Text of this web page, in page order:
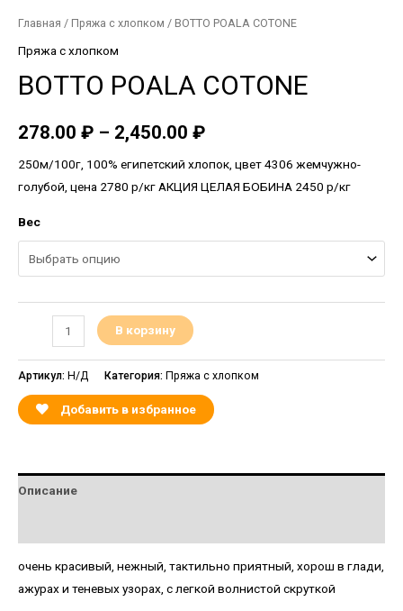
Главная / Пряжа с хлопком / BOTTO POALA COTONE
Пряжа с хлопком
BOTTO POALA COTONE
278.00 ₽ – 2,450.00 ₽
250м/100г, 100% египетский хлопок, цвет 4306 жемчужно-
голубой, цена 2780 р/кг АКЦИЯ ЦЕЛАЯ БОБИНА 2450 р/кг
Вес
В корзину
Артикул: Н/Д Категория: Пряжа с хлопком
Добавить в избранное
Описание
очень красивый, нежный, тактильно приятный, хорош в глади,
ажурах и теневых узорах, с легкой волнистой скруткой